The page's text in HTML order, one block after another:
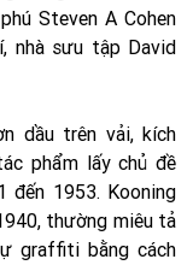
Steven A Cohen
nhà sưu tập David
dầu trên vải, kích
phẩm lấy chủ đề
1953. Kooning
thường miêu tả
graffiti bằng cách